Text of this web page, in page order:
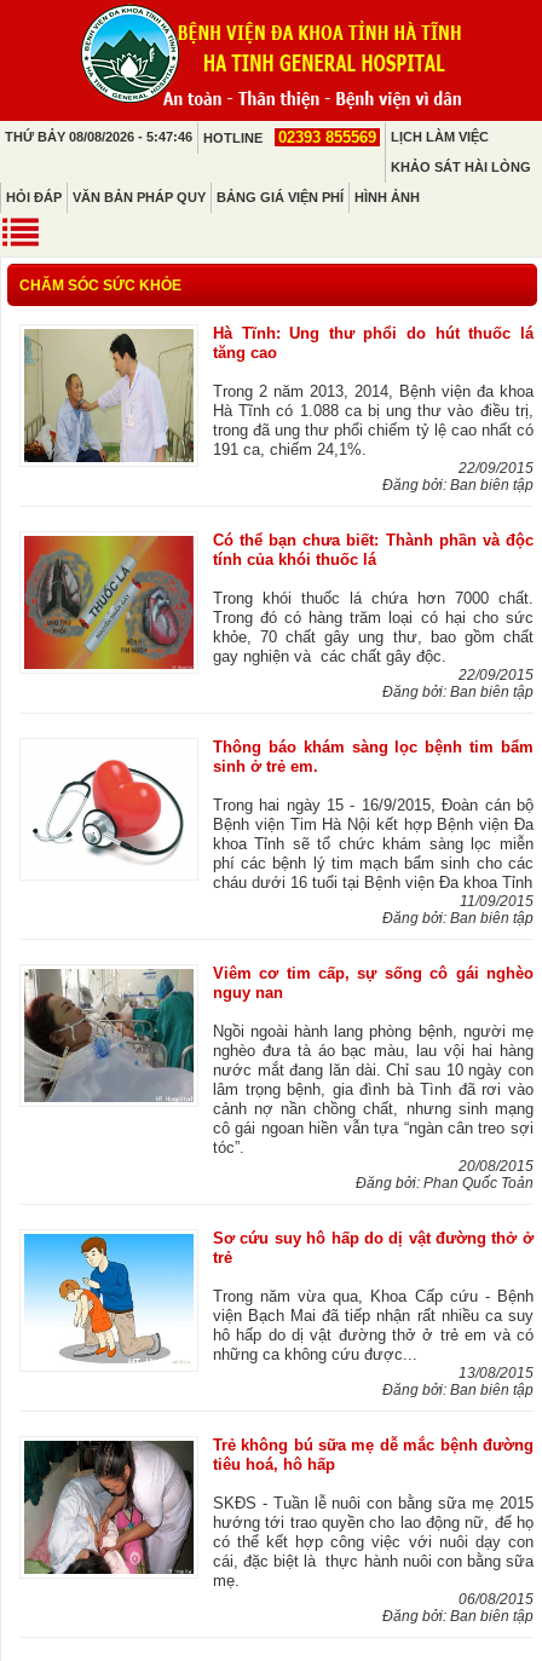
THỨ BẢY 08/08/2026 - 5:47:46 HOTLINE 02393 855569 LỊCH LÀM VIỆC
KHẢO SÁT HÀI LÒNG
HỎI ĐÁP VĂN BẢN PHÁP QUY BẢNG GIÁ VIỆN PHÍ HÌNH ẢNH
CHĂM SÓC SỨC KHỎE
Hà Tĩnh: Ung thư phổi do hút thuốc lá
tăng cao
Trong 2 năm 2013, 2014, Bệnh viện đa khoa
Hà Tĩnh có 1.088 ca bị ung thư vào điều trị,
trong đã ung thư phổi chiếm tỷ lệ cao nhất có
191 ca, chiếm 24,1%.
22/09/2015
Đăng bởi: Ban biên tập
Có thể bạn chưa biết: Thành phần và độc
tính của khói thuốc lá
Trong khói thuốc lá chứa hơn 7000 chất.
Trong đó có hàng trăm loại có hại cho sức
khỏe, 70 chất gây ung thư, bao gồm chất
gay nghiện và các chất gây độc.
22/09/2015
Đăng bởi: Ban biên tập
Thông báo khám sàng lọc bệnh tim bẩm
sinh ở trẻ em.
Trong hai ngày 15 - 16/9/2015, Đoàn cán bộ
Bệnh viện Tim Hà Nội kết hợp Bệnh viện Đa
khoa Tỉnh sẽ tổ chức khám sàng lọc miễn
phí các bệnh lý tim mạch bẩm sinh cho các
cháu dưới 16 tuổi tại Bệnh viện Đa khoa Tỉnh
11/09/2015
Đăng bởi: Ban biên tập
Viêm cơ tim cấp, sự sống cô gái nghèo
nguy nan
Ngồi ngoài hành lang phòng bệnh, người mẹ
nghèo đưa tà áo bạc màu, lau vội hai hàng
nước mắt đang lăn dài. Chỉ sau 10 ngày con
lâm trọng bệnh, gia đình bà Tình đã rơi vào
cảnh nợ nần chồng chất, nhưng sinh mạng
cô gái ngoan hiền vẫn tựa “ngàn cân treo sợi
tóc”.
20/08/2015
Đăng bởi: Phan Quốc Toản
Sơ cứu suy hô hấp do dị vật đường thở ở
trẻ
Trong năm vừa qua, Khoa Cấp cứu - Bệnh
viện Bạch Mai đã tiếp nhận rất nhiều ca suy
hô hấp do dị vật đường thở ở trẻ em và có
những ca không cứu được...
13/08/2015
Đăng bởi: Ban biên tập
Trẻ không bú sữa mẹ dễ mắc bệnh đường
tiêu hoá, hô hấp
SKĐS - Tuần lễ nuôi con bằng sữa mẹ 2015
hướng tới trao quyền cho lao động nữ, để họ
có thể kết hợp công việc với nuôi dạy con
cái, đặc biệt là thực hành nuôi con bằng sữa
mẹ.
06/08/2015
Đăng bởi: Ban biên tập